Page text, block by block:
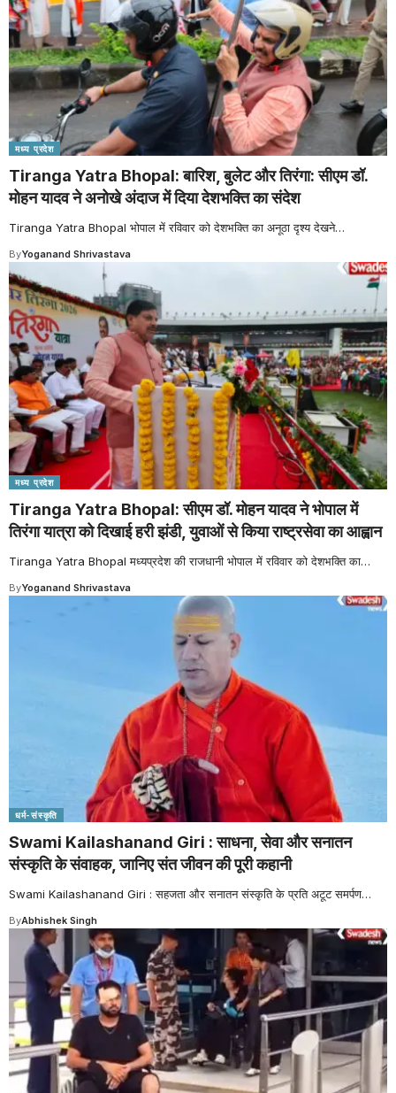
मध्य प्रदेश
Tiranga Yatra Bhopal: बारिश, बुलेट और तिरंगा: सीएम डॉ.
मोहन यादव ने अनोखे अंदाज में दिया देशभक्ति का संदेश
Tiranga Yatra Bhopal भोपाल में रविवार को देशभक्ति का अनूठा दृश्य देखने…
ByYoganand Shrivastava
मध्य प्रदेश
Tiranga Yatra Bhopal: सीएम डॉ. मोहन यादव ने भोपाल में
तिरंगा यात्रा को दिखाई हरी झंडी, युवाओं से किया राष्ट्रसेवा का आह्वान
Tiranga Yatra Bhopal मध्यप्रदेश की राजधानी भोपाल में रविवार को देशभक्ति का…
ByYoganand Shrivastava
धर्म-संस्कृति
Swami Kailashanand Giri : साधना, सेवा और सनातन
संस्कृति के संवाहक, जानिए संत जीवन की पूरी कहानी
Swami Kailashanand Giri : सहजता और सनातन संस्कृति के प्रति अटूट समर्पण…
ByAbhishek Singh